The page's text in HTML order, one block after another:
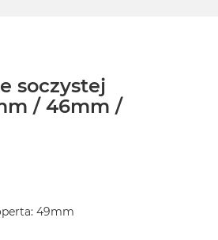
soczystej
/ 46mm /
49mm